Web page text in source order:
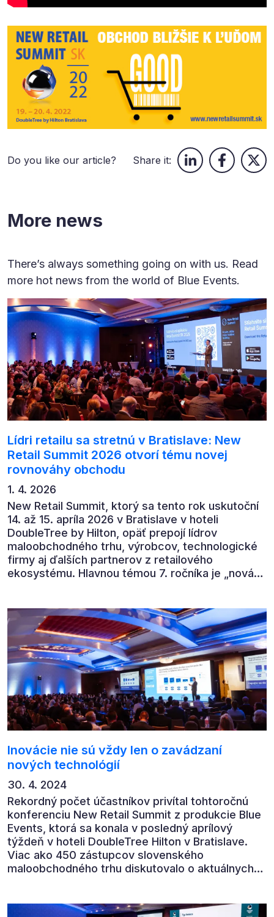
Do you like our article? Share it:
More news
There’s always something going on with us. Read
more hot news from the world of Blue Events.
Lídri retailu sa stretnú v Bratislave: New
Retail Summit 2026 otvorí tému novej
rovnováhy obchodu
1. 4. 2026
New Retail Summit, ktorý sa tento rok uskutoční
14. až 15. apríla 2026 v Bratislave v hoteli
DoubleTree by Hilton, opäť prepojí lídrov
maloobchodného trhu, výrobcov, technologické
firmy aj ďalších partnerov z retailového
ekosystému. Hlavnou témou 7. ročníka je „nová
Inovácie nie sú vždy len o zavádzaní
nových technológií
30. 4. 2024
Rekordný počet účastníkov privítal tohtoročnú
konferenciu New Retail Summit z produkcie Blue
Events, ktorá sa konala v posledný aprílový
týždeň v hoteli DoubleTree Hilton v Bratislave.
Viac ako 450 zástupcov slovenského
maloobchodného trhu diskutovalo o aktuálnych